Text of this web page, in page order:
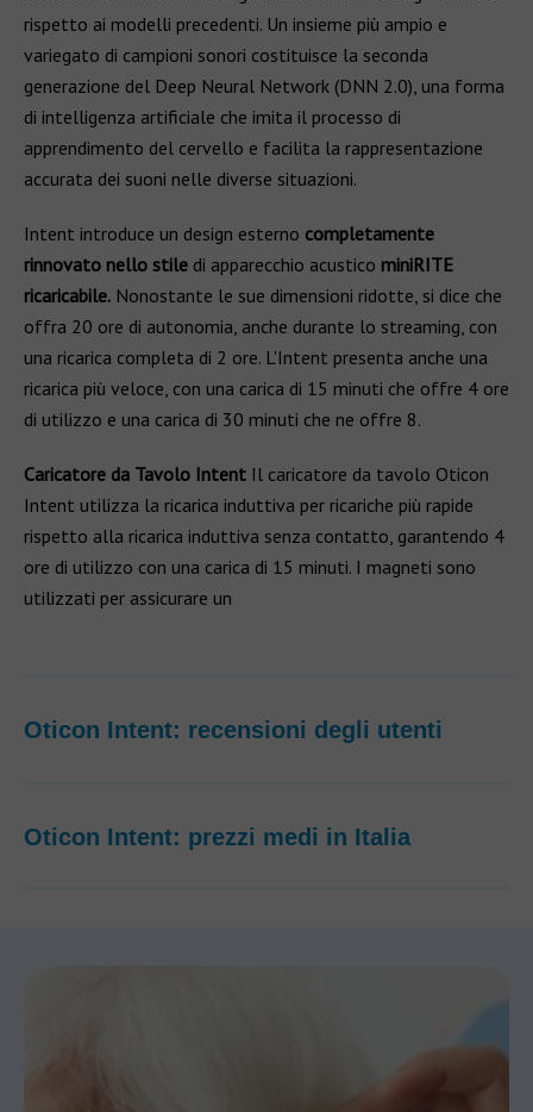
rispetto ai modelli precedenti. Un insieme più ampio e
variegato di campioni sonori costituisce la seconda
generazione del Deep Neural Network (DNN 2.0), una forma
di intelligenza artificiale che imita il processo di
apprendimento del cervello e facilita la rappresentazione
accurata dei suoni nelle diverse situazioni.
Intent introduce un design esterno completamente
rinnovato nello stile di apparecchio acustico miniRITE
ricaricabile. Nonostante le sue dimensioni ridotte, si dice che
offra 20 ore di autonomia, anche durante lo streaming, con
una ricarica completa di 2 ore. L'Intent presenta anche una
ricarica più veloce, con una carica di 15 minuti che offre 4 ore
di utilizzo e una carica di 30 minuti che ne offre 8.
Caricatore da Tavolo Intent Il caricatore da tavolo Oticon
Intent utilizza la ricarica induttiva per ricariche più rapide
rispetto alla ricarica induttiva senza contatto, garantendo 4
ore di utilizzo con una carica di 15 minuti. I magneti sono
utilizzati per assicurare un
Oticon Intent: recensioni degli utenti
Oticon Intent: prezzi medi in Italia